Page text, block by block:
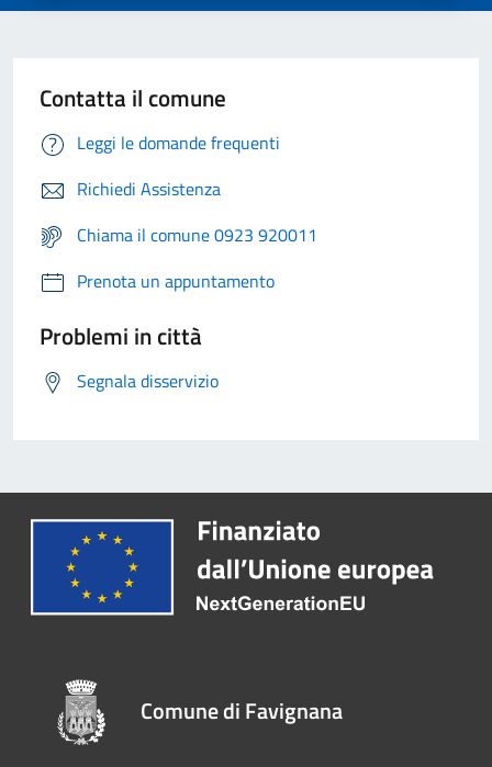
Contatta il comune
Leggi le domande frequenti
Richiedi Assistenza
Chiama il comune 0923 920011
Prenota un appuntamento
Problemi in città
Segnala disservizio
Comune di Favignana